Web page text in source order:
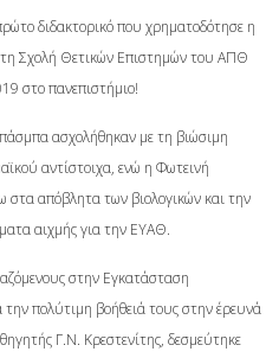
διδακτορικό που χρηματοδότησε η
Σχολή Θετικών Επιστημών του ΑΠΘ
στο πανεπιστήμιο!
ασχολήθηκαν με τη βιώσιμη
αντίστοιχα, ενώ η Φωτεινή
στα απόβλητα των βιολογικών και την
αιχμής για την ΕΥΑΘ.
στην Εγκατάσταση
πολύτιμη βοήθειά τους στην έρευνά
Γ.Ν. Κρεστενίτης, δεσμεύτηκε